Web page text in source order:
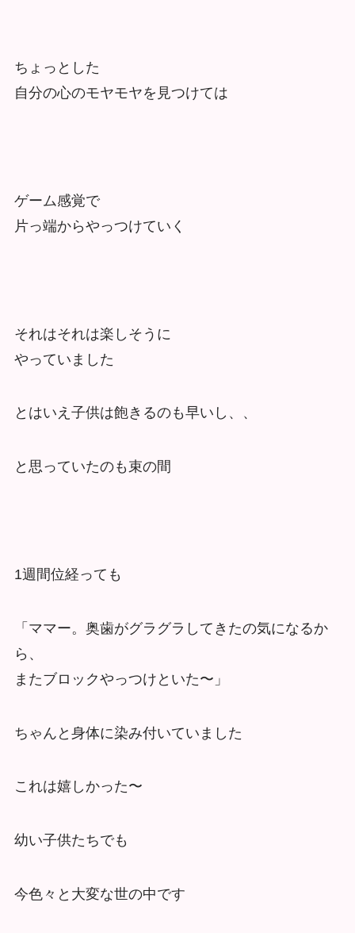
ちょっとした
自分の心のモヤモヤを見つけては
ゲーム感覚で
片っ端からやっつけていく
それはそれは楽しそうに
やっていました
とはいえ子供は飽きるのも早いし、、
と思っていたのも束の間
1週間位経っても
「ママー。奥歯がグラグラしてきたの気になるか
ら、
またブロックやっつけといた〜」
ちゃんと身体に染み付いていました
これは嬉しかった〜
幼い子供たちでも
今色々と大変な世の中です